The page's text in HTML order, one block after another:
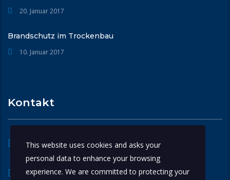
20. Januar 2017
Brandschutz im Trockenbau
10. Januar 2017
Kontakt
Robert-Bosch-Str.34
63225 Langen
+49 6103 730-41
This website uses cookies and asks your
personal data to enhance your browsing
experience. We are committed to protecting your